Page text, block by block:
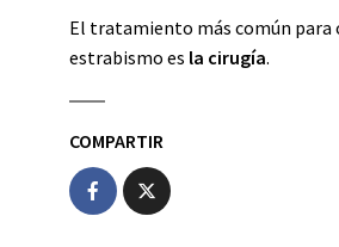
El tratamiento más común para
estrabismo es la cirugía.
COMPARTIR